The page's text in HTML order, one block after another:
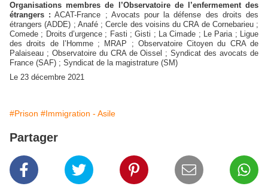
Organisations membres de l’Observatoire de l’enfermement des
étrangers : ACAT-France ; Avocats pour la défense des droits des
étrangers (ADDE) ; Anafé ; Cercle des voisins du CRA de Cornebarieu ;
Comede ; Droits d’urgence ; Fasti ; Gisti ; La Cimade ; Le Paria ; Ligue
des droits de l’Homme ; MRAP ; Observatoire Citoyen du CRA de
Palaiseau ; Observatoire du CRA de Oissel ; Syndicat des avocats de
France (SAF) ; Syndicat de la magistrature (SM)
Le 23 décembre 2021
#Prison #Immigration - Asile
Partager